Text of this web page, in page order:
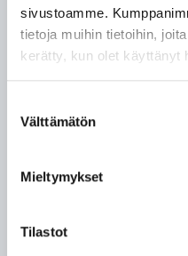
sivustoamme.
tietoja muihin tietoihin,
kerätty, kun olet käyttänyt
valinta
Välttämätön
Mieltymykset
Tilastot
kokonaisuudessaan
Lisätietoja Kainuun
Milla Tikkanen,
koordinaattori,
4049. Kainuun
Lisätietoja Paltamon,
Paltamon kunta,